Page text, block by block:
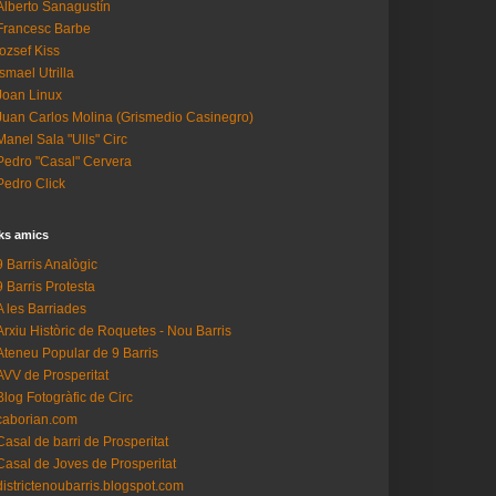
Sanagustín
Barbe
Kiss
Utrilla
Linux
Carlos Molina (Grismedio Casinegro)
Sala "Ulls" Circ
"Casal" Cervera
Click
amics
Barris Analògic
Barris Protesta
les Barriades
Històric de Roquetes - Nou Barris
Popular de 9 Barris
de Prosperitat
Fotogràfic de Circ
de barri de Prosperitat
de Joves de Prosperitat